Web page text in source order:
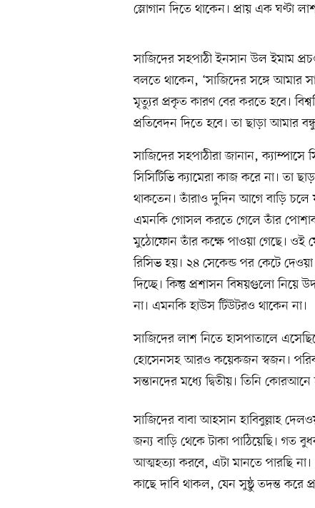
স্লোগান দিতে থাকেন। প্রায় এক ঘণ্টা
সাজিদের সহপাঠী ইনসান উল ইমাম
বলতে থাকেন, ‘সাজিদের সঙ্গে আমার
মৃত্যুর প্রকৃত কারণ বের করতে হবে।
প্রতিবেদন দিতে হবে। তা ছাড়া আমার
সাজিদের সহপাঠীরা জানান,
সিসিটিভি ক্যামেরা কাজ করে না। তা
থাকতেন। তাঁরাও দুদিন আগে বাড়ি
এমনকি গোসল করতে গেলে তাঁর পোশাক
মুঠোফোন তাঁর কক্ষে পাওয়া গেছে। ওই
রিসিভ হয়। ২৪ সেকেন্ড পর কেটে
দিচ্ছে। কিন্তু প্রশাসন বিষয়গুলো নিয়ে
না। এমনকি হাউস টিউটরও থাকেন না।
সাজিদের লাশ নিতে হাসপাতালে
হোসেনসহ আরও কয়েকজন স্বজন।
সন্তানদের মধ্যে দ্বিতীয়। তিনি
সাজিদের বাবা আহসান হাবিবুল্লাহ
জন্য বাড়ি থেকে টাকা পাঠিয়েছি। গত
আত্মহত্যা করবে, এটা মানতে পারছি
কাছে দাবি থাকল, যেন সুষ্ঠু তদন্ত করে